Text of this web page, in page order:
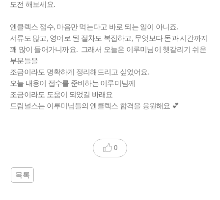
도전 해보세요.
엔클렉스 접수, 마음만 먹는다고 바로 되는 일이 아니죠.
서류도 많고, 영어로 된 절차도 복잡하고, 무엇보다 돈과 시간까지
꽤 많이 들어가니까요. 그래서 오늘은 이루미님이 헷갈리기 쉬운
부분들을
조금이라도 명확하게 정리해드리고 싶었어요.
오늘 내용이 접수를 준비하는 이루미님께
조금이라도 도움이 되었길 바래요
드림널스는 이루미님들의 엔클렉스 합격을 응원해요 💕
0
목록